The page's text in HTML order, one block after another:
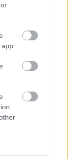
miközben
2026.06.23.